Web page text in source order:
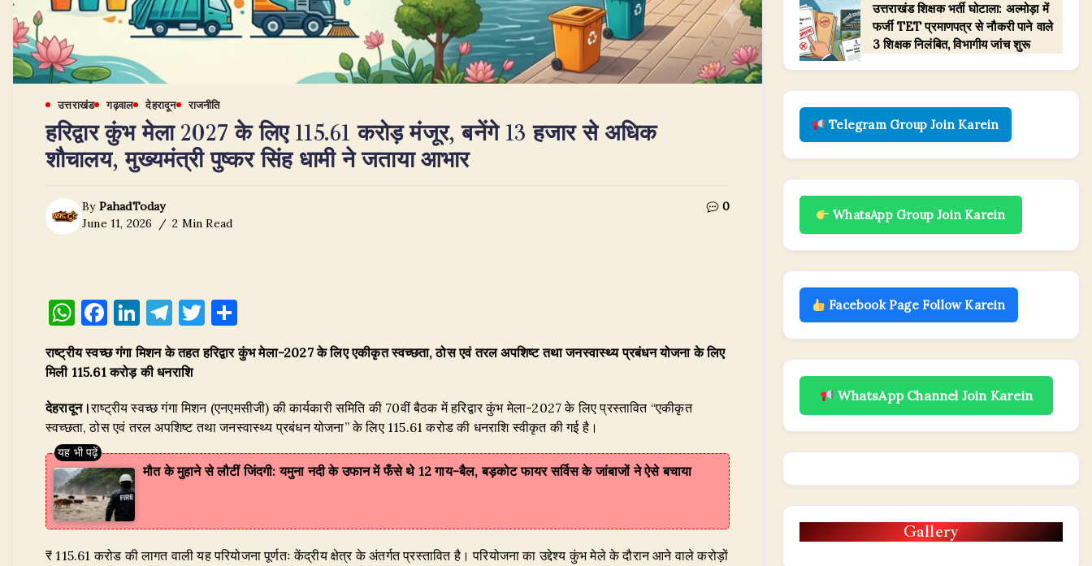
उत्तराखंड गढ़वाल देहरादून राजनीति
हरिद्वार कुंभ मेला 2027 के लिए 115.61 करोड़ मंजूर, बनेंगे 13 हजार से अधिक
शौचालय, मुख्यमंत्री पुष्कर सिंह धामी ने जताया आभार
By PahadToday
June 11, 2026
2 Min Read
0
W
at
A
p
p
F
a
c
b
o
o
k
Li
n
k
dI
n
T
e
ra
m
T
w
it
r
h
ar
राष्ट्रीय स्वच्छ गंगा मिशन के तहत हरिद्वार कुंभ मेला-2027 के लिए एकीकृत स्वच्छता, ठोस एवं तरल अपशिष्ट तथा जनस्वास्थ्य प्रबंधन योजना के लिए
मिली 115.61 करोड़ की धनराशि
देहरादून।राष्ट्रीय स्वच्छ गंगा मिशन (एनएमसीजी) की कार्यकारी समिति की 70वीं बैठक में हरिद्वार कुंभ मेला-2027 के लिए प्रस्तावित “एकीकृत
स्वच्छता, ठोस एवं तरल अपशिष्ट तथा जनस्वास्थ्य प्रबंधन योजना” के लिए 115.61 करोड की धनराशि स्वीकृत की गई है।
मौत के मुहाने से लौटीं जिंदगी: यमुना नदी के उफान में फँसे थे 12 गाय-बैल, बड़कोट फायर सर्विस के जांबाजों ने ऐसे बचाया
​₹ 115.61 करोड की लागत वाली यह परियोजना पूर्णतः केंद्रीय क्षेत्र के अंतर्गत प्रस्तावित है। परियोजना का उद्देश्य कुंभ मेले के दौरान आने वाले करोड़ों
उत्तराखंड शिक्षक भर्ती घोटाला: अल्मोड़ा में
फर्जी TET प्रमाणपत्र से नौकरी पाने वाले
3 शिक्षक निलंबित, विभागीय जांच शुरू
Telegram Group Join Karein
WhatsApp Group Join Karein
Facebook Page Follow Karein
WhatsApp Channel Join Karein
Gallery